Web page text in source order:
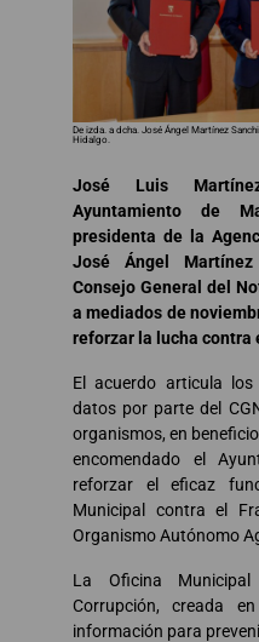
De izda. a dcha. José Ángel Martínez
Hidalgo.
José Luis
Ayuntamiento de
presidenta de la
José Ángel
Consejo General del
a mediados de
reforzar la lucha contra
El acuerdo articula
datos por parte del
organismos, en
encomendado el
reforzar el eficaz
Municipal contra el
Organismo Autónomo
La Oficina
Corrupción, creada
información para